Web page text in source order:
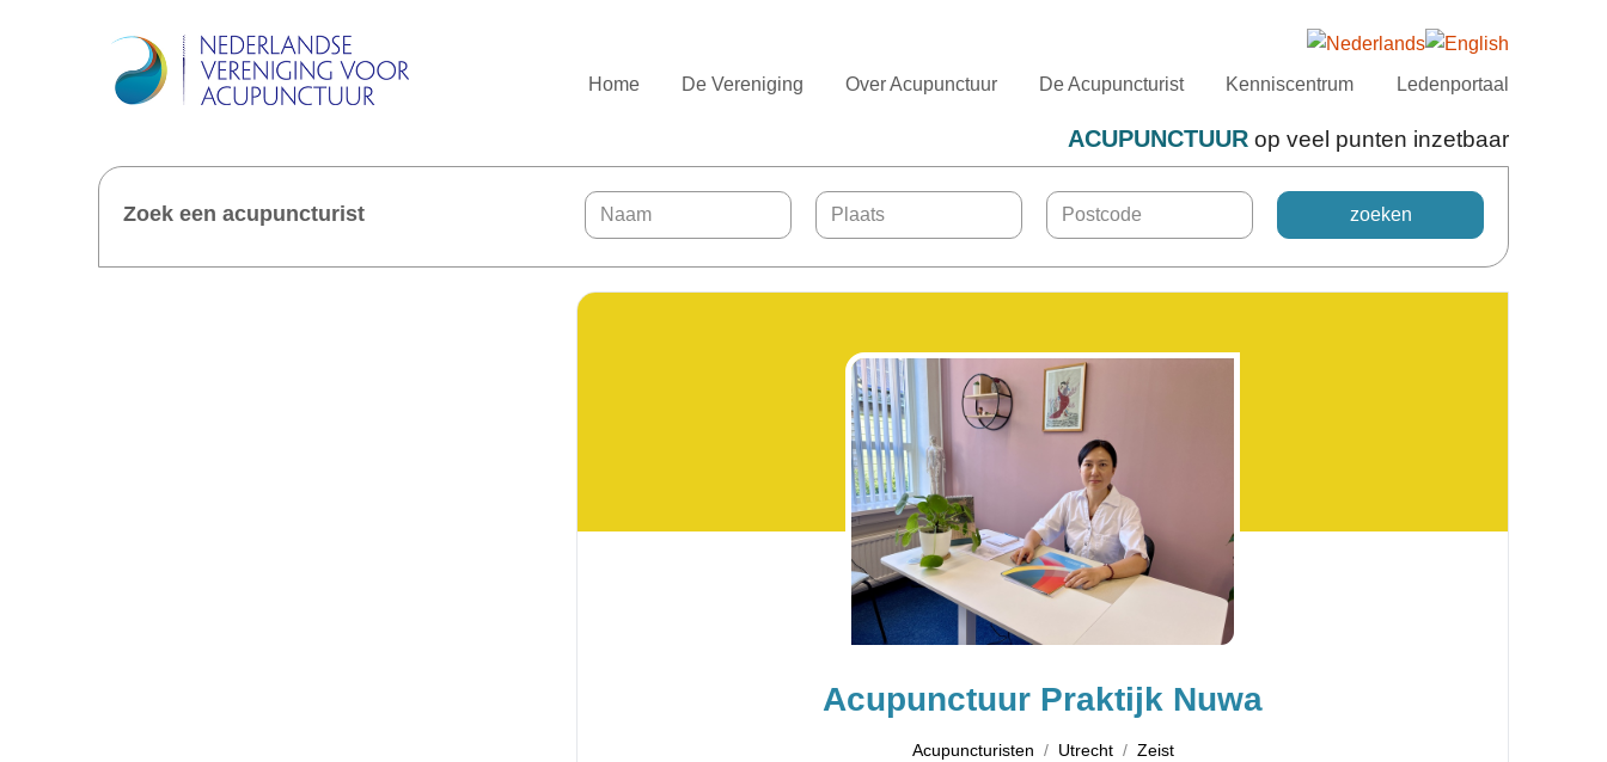
Home De Vereniging Over Acupunctuur De Acupuncturist Kenniscentrum Ledenportaal
ACUPUNCTUURop veel punten inzetbaar
Zoek een acupuncturist
Acupunctuur Praktijk Nuwa
Acupuncturisten Utrecht Zeist